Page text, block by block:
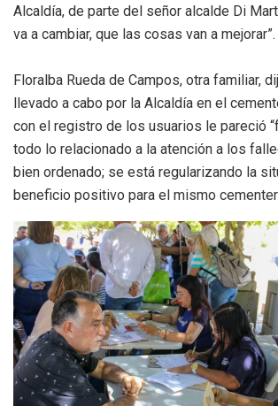
Alcaldía, de parte del señor alcalde Di
va a cambiar, que las cosas van a mejorar”.
Floralba Rueda de Campos, otra familiar,
llevado a cabo por la Alcaldía en el
con el registro de los usuarios le pareció
todo lo relacionado a la atención a los
bien ordenado; se está regularizando la
beneficio positivo para el mismo